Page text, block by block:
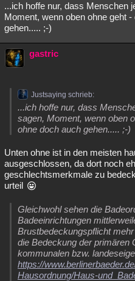
...ich hoffe nur, dass Menschen
Moment, wenn oben ohne geht
gehen..... ;-)
gastric
Justsaying schrieb:
...ich hoffe nur, dass
sagen, Moment, wenn oben
ohne doch auch gehen..... ;-)
Unten ohne ist in den meisten
ausgeschlossen, da dort noch
geschlechtsmerkmale zu
urteil
Gleichwohl sehen die
Badeeinrichtungen
Brustbedeckungspflicht
die Bedeckung der primären
kommunalen bzw.
https://
Hausordnung/Haus-